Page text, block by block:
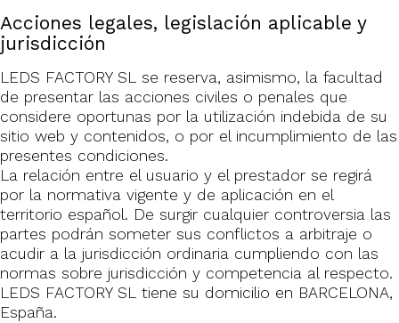
Acciones legales, legislación aplicable y
jurisdicción
LEDS FACTORY SL se reserva, asimismo, la facultad
de presentar las acciones civiles o penales que
considere oportunas por la utilización indebida de su
sitio web y contenidos, o por el incumplimiento de las
presentes condiciones.
La relación entre el usuario y el prestador se regirá
por la normativa vigente y de aplicación en el
territorio español. De surgir cualquier controversia las
partes podrán someter sus conflictos a arbitraje o
acudir a la jurisdicción ordinaria cumpliendo con las
normas sobre jurisdicción y competencia al respecto.
LEDS FACTORY SL tiene su domicilio en BARCELONA,
España.